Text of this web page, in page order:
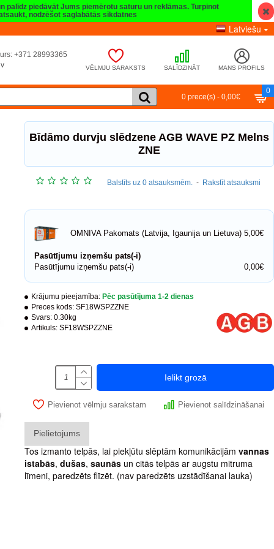
palīdz piedāvāt Jums piemērotu saturu un reklāmas. Turpinot
nodzēšot saglabātās sīkdatnes
Latviešu
+371 28993365
VĒLMJU SARAKSTS SALĪDZINĀT MANS PROFILS
0 prece(s) - 0,00€
0
Bīdāmo durvju slēdzene AGB WAVE PZ Melns
ZNE
Krājumu pieejamība: Pēc pasūtījuma 1-2 dienas
Preces kods: SF18WSPZZNE
Svars: 0.30kg
Artikuls: SF18WSPZZNE
Balstīts uz 0 atsauksmēm. - Rakstīt atsauksmi
OMNIVA Pakomats (Latvija, Igaunija un Lietuva) 5,00€
Pasūtījumu izņemšu pats(-i)
Pasūtījumu izņemšu pats(-i)
0,00€
Ielikt grozā
Pievienot vēlmju sarakstam Pievienot salīdzināšanai
Pielietojums
Tos izmanto telpās, lai piekļūtu slēptām komunikācijāmvannas
istabās,dušas,saunās un citās telpās ar augstu mitruma
līmeni, paredzēts flīzēt. (nav paredzēts uzstādīšanai lauka)